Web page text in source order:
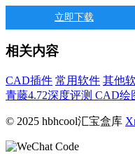
立即下载
相关内容
CAD插件 常用软件 其他
青藤4.72深度评测 CAD
© 2025 hbhcool汇宝盒库